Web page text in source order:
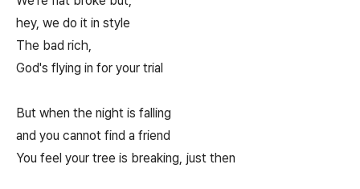
hey, we do it in style
The bad rich,
God's flying in for your trial
But when the night is falling
and you cannot find a friend
You feel your tree is breaking, just then